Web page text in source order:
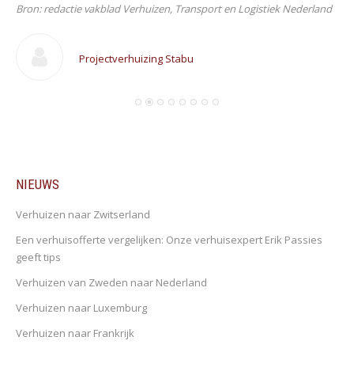
Bron: redactie vakblad Verhuizen, Transport en Logistiek Nederland
Projectverhuizing Stabu
NIEUWS
Verhuizen naar Zwitserland
Een verhuisofferte vergelijken: Onze verhuisexpert Erik Passies
geeft tips
Verhuizen van Zweden naar Nederland
Verhuizen naar Luxemburg
Verhuizen naar Frankrijk